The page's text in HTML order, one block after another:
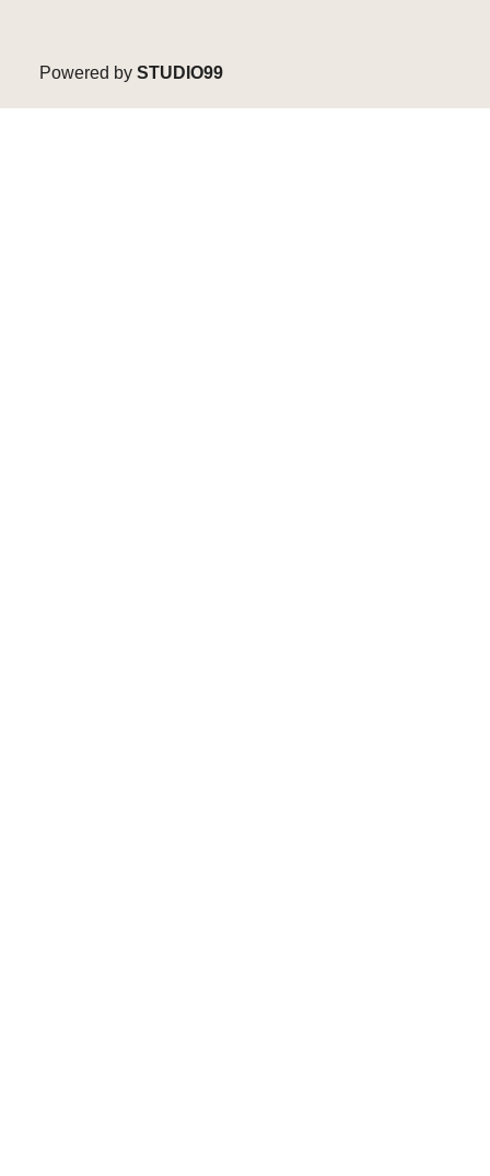
Powered by STUDIO99